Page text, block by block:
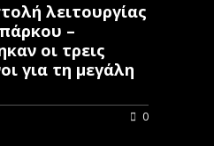
λειτουργίας
–
οι τρεις
για τη μεγάλη
0